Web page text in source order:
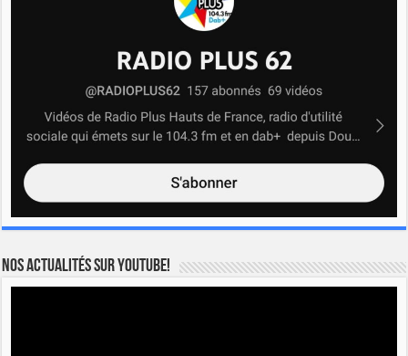
Nos actualités sur YOUTUBE!